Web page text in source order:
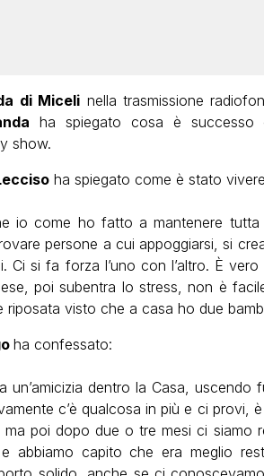
di Miceli nella trasmissione
ha spiegato cosa è successo
show.
ha spiegato come è stato
io come ho fatto a mantenere tutta
persone a cui appoggiarsi, si
Ci si fa forza l’uno con l’altro. È
poi subentra lo stress, non è
riposata visto che a casa ho due
ha confessato:
un’amicizia dentro la Casa, uscendo
c’è qualcosa in più e ci provi,
ma poi dopo due o tre mesi ci
abbiamo capito che era meglio